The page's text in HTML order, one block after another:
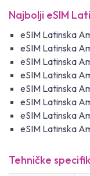
Najbolji eSIM
eSIM Latinska
eSIM Latinska
eSIM Latinska
eSIM Latinska
eSIM Latinska
eSIM Latinska
eSIM Latinska
eSIM Latinska
Tehničke